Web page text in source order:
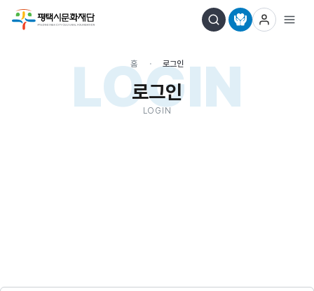
LOGIN
홈 로그인
로그인
LOGIN